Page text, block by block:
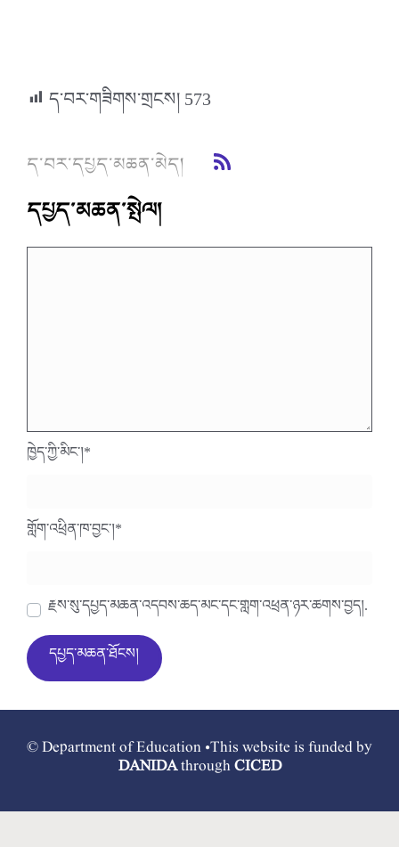
ད་བར་གཟིགས་གྲངས།573
ད་བར་དཔྱད་མཆན་མེད།
དཔྱད་མཆན་སྤེལ།
ཁྱེད་ཀྱི་མིང་།*
གློག་འཕྲིན་ཁ་བྱང་།*
རྗེས་སུ་དཔྱད་མཆན་འདེབས་ཆེད་མིང་དང་གློག་འཕྲིན་ཉར་ཚགས་བྱེད།.
© Department of Education •This website is funded by
DANIDAthroughCICED